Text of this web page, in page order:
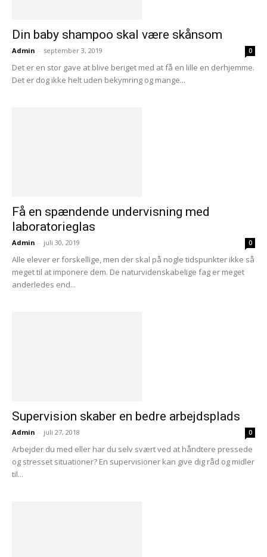
Din baby shampoo skal være skånsom
Admin - september 3, 2019 0
Det er en stor gave at blive beriget med at få en lille en derhjemme.
Det er dog ikke helt uden bekymring og mange...
Få en spændende undervisning med
laboratorieglas
Admin - juli 30, 2019 0
Alle elever er forskellige, men der skal på nogle tidspunkter ikke så
meget til at imponere dem. De naturvidenskabelige fag er meget
anderledes end...
Supervision skaber en bedre arbejdsplads
Admin - juli 27, 2018 0
Arbejder du med eller har du selv svært ved at håndtere pressede
og stresset situationer? En supervisioner kan give dig råd og midler
til...